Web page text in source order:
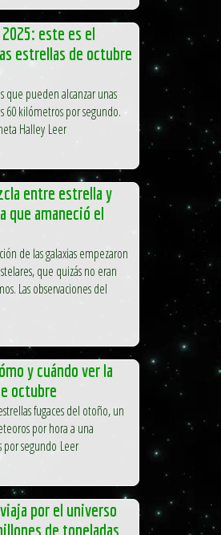
este es el
estrellas de octubre
que pueden alcanzar unas
60 kilómetros por segundo.
Halley Leer
entre estrella y
que amaneció el
de las galaxias empezaron
que quizás no eran
Las observaciones del
y cuándo ver la
octubre
fugaces del otoño, un
por hora a una
segundo Leer
por el universo
de toneladas